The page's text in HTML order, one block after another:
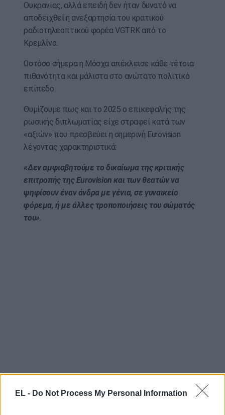
EL - Do Not Process My Personal Information
Ουκρανίας, αλλά επειδή δεν ήταν δυνατό να
αποδειχθεί η ανεξαρτησία του κρατικού
ραδιοτηλεοπτικού φορέα VGTRK από το
Κρεμλίνο.
Ωστόσο σήμερα η Μόσχα απέκλεισε κάθε τέτοια
πιθανότητα και μάλιστα στο ανώτατο πολιτικό
επίπεδο.
Θυμίζουμε πως και το 2025 ο επικεφαλής της
ρωσικής διπλωματίας είχε στραφεί κατά των
«αξιών» που πρεσβεύει η σημερινή Eurovision
λέγοντας χαρακτηριστικά:
«Δεν αμφισβητούμε το δικαίωμα της κριτικής
επιτροπής της Eurovision και των θεατών να
ψηφίσουν έναν άνδρα με γένια, σε γυναικείο
φόρεμα, ή με άλλες τροποποιήσεις του σώματός
του».